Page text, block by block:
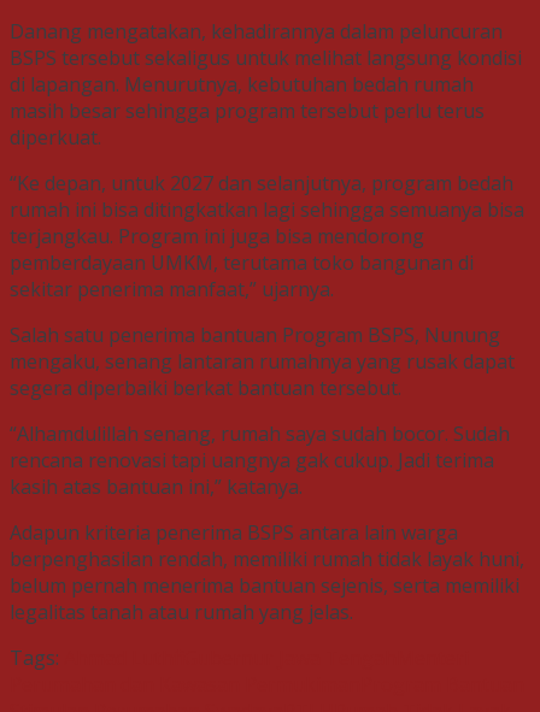
Danang mengatakan, kehadirannya dalam peluncuran
BSPS tersebut sekaligus untuk melihat langsung kondisi
di lapangan. Menurutnya, kebutuhan bedah rumah
masih besar sehingga program tersebut perlu terus
diperkuat.
“Ke depan, untuk 2027 dan selanjutnya, program bedah
rumah ini bisa ditingkatkan lagi sehingga semuanya bisa
terjangkau. Program ini juga bisa mendorong
pemberdayaan UMKM, terutama toko bangunan di
sekitar penerima manfaat,” ujarnya.
Salah satu penerima bantuan Program BSPS, Nunung
mengaku, senang lantaran rumahnya yang rusak dapat
segera diperbaiki berkat bantuan tersebut.
“Alhamdulillah senang, rumah saya sudah bocor. Sudah
rencana renovasi tapi uangnya gak cukup. Jadi terima
kasih atas bantuan ini,” katanya.
Adapun kriteria penerima BSPS antara lain warga
berpenghasilan rendah, memiliki rumah tidak layak huni,
belum pernah menerima bantuan sejenis, serta memiliki
legalitas tanah atau rumah yang jelas.
Tags: